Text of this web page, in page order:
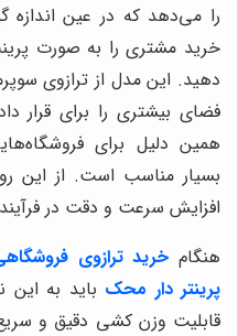
را می‌دهد که در عین اندازه
خرید مشتری را به صورت
دهید. این مدل از ترازوی
فضای بیشتری را برای قرار
همین دلیل برای
بسیار مناسب است. از این
افزایش سرعت و دقت در
هنگام
پرینتر دار محک باید به
قابلیت وزن کشی دقیق و